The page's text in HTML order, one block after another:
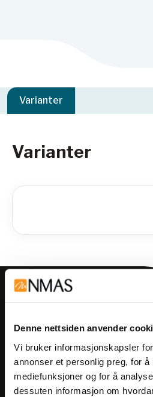
Denne nettsiden anvender
Vi bruker informasjonskapsler
annonser et personlig preg, for
mediefunksjoner og for å
dessuten informasjon om
Varianter
Varianter
Meld deg på vårt
arrangementer og
Meld på nyhetsbrev